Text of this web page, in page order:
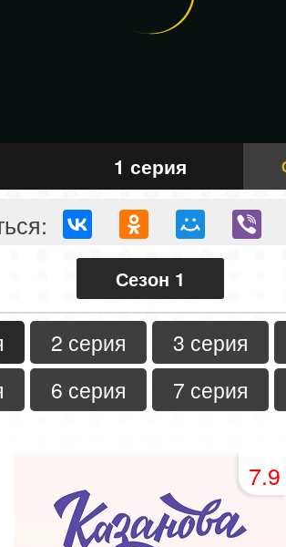
1 серия
Сезон 1
2 серия
3 серия
6 серия 7 серия
7.9